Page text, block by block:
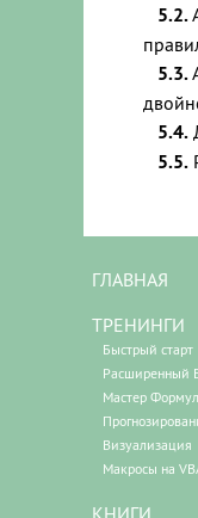
5.2.
5.3.
5.4.
5.5.
ГЛАВНАЯ
ТРЕНИНГИ
Быстрый старт
Расширенный
Мастер Формул
Визуализация
Макросы на
КНИГИ